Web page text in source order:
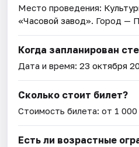
Место проведения:
«Часовой завод». Город —
Когда запланирован
Дата и время:23 октября
Сколько стоит билет?
Стоимость билета: от 1 000
Есть ли возрастные